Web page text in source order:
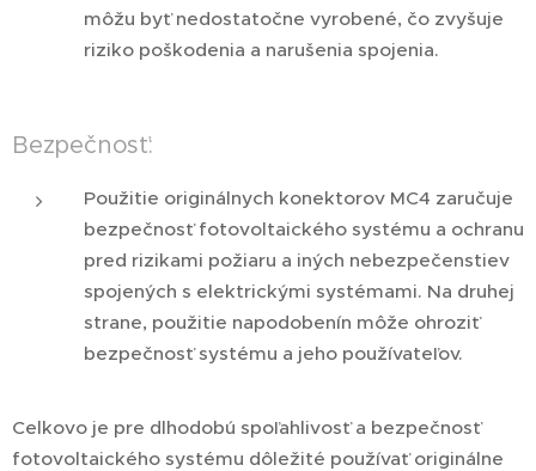
môžu byť nedostatočne vyrobené, čo zvyšuje
riziko poškodenia a narušenia spojenia.
Bezpečnosť:
Použitie originálnych konektorov MC4 zaručuje
bezpečnosť fotovoltaického systému a ochranu
pred rizikami požiaru a iných nebezpečenstiev
spojených s elektrickými systémami. Na druhej
strane, použitie napodobenín môže ohroziť
bezpečnosť systému a jeho používateľov.
Celkovo je pre dlhodobú spoľahlivosť a bezpečnosť
fotovoltaického systému dôležité používať originálne